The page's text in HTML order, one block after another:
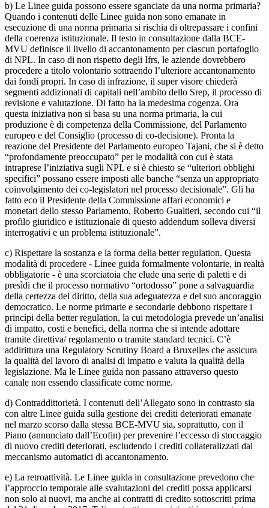
b) Le Linee guida possono essere sganciate da una norma primaria?
Quando i contenuti delle Linee guida non sono emanate in
esecuzione di una norma primaria si rischia di oltrepassare i confini
della coerenza istituzionale. Il testo in consultazione dalla BCE-
MVU definisce il livello di accantonamento per ciascun portafoglio
di NPL. In caso di non rispetto degli Ifrs, le aziende dovrebbero
procedere a titolo volontario sottraendo l’ulteriore accantonamento
dai fondi propri. In caso di infrazione, il super visore chiederà
segmenti addizionali di capitali nell’ambito dello Srep, il processo di
revisione e valutazione. Di fatto ha la medesima cogenza. Ora
questa iniziativa non si basa su una norma primaria, la cui
produzione è di competenza della Commissione, del Parlamento
europeo e del Consiglio (processo di co-decisione). Pronta la
reazione del Presidente del Parlamento europeo Tajani, che si è detto
“profondamente preoccupato” per le modalità con cui è stata
intraprese l’iniziativa sugli NPL e si è chiesto se “ulteriori obblighi
specifici” possano essere imposti alle banche “senza un appropriato
coinvolgimento dei co-legislatori nel processo decisionale”. Gli ha
fatto eco il Presidente della Commissione affari economici e
monetari dello stesso Parlamento, Roberto Gualtieri, secondo cui “il
profilo giuridico e istituzionale di questo addendum solleva diversi
interrogativi e un problema istituzionale”.
c) Rispettare la sostanza e la forma della better regulation. Questa
modalità di procedere - Linee guida formalmente volontarie, in realtà
obbligatorie - è una scorciatoia che elude una serie di paletti e di
presìdi che il processo normativo “ortodosso” pone a salvaguardia
della certezza del diritto, della sua adeguatezza e del suo ancoraggio
democratico. Le norme primarie e secondarie debbono rispettare i
princìpi della better regulation, la cui metodologia prevede un’analisi
di impatto, costi e benefici, della norma che si intende adottare
tramite direttiva/ regolamento o tramite standard tecnici. C’è
addirittura una Regulatory Scrutiny Board a Bruxelles che assicura
la qualità del lavoro di analisi di impatto e valuta la qualità della
legislazione. Ma le Linee guida non passano attraverso questo
canale non essendo classificate come norme.
d) Contraddittorietà. I contenuti dell’Allegato sono in contrasto sia
con altre Linee guida sulla gestione dei crediti deteriorati emanate
nel marzo scorso dalla stessa BCE-MVU sia, soprattutto, con il
Piano (annunciato dall’Ecofin) per prevenire l’eccesso di stoccaggio
di nuovo crediti deteriorati, escludendo i crediti collateralizzati dai
meccanismo automatici di accantonamento.
e) La retroattività. Le Linee guida in consultazione prevedono che
l’approccio temporale alle svalutazioni dei crediti possa applicarsi
non solo ai nuovi, ma anche ai contratti di credito sottoscritti prima